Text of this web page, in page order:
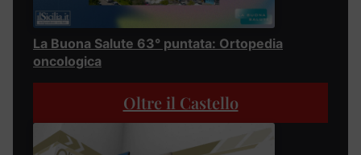
La Buona Salute 63° puntata: Ortopedia
oncologica
Oltre il Castello